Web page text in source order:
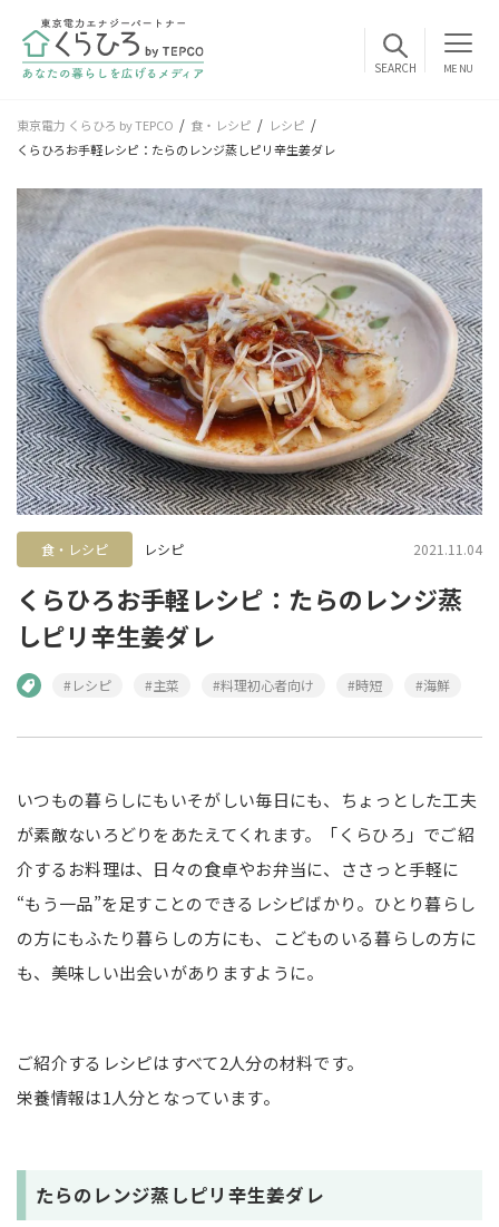
MENU
東京電力 くらひろ by TEPCO 食・レシピ
レシピ
くらひろお手軽レシピ：たらのレンジ蒸しピリ辛生姜ダレ
2021.11.04
食・レシピ レシピ
くらひろお手軽レシピ：たらのレンジ蒸
しピリ辛生姜ダレ
#レシピ #主菜 #料理初心者向け #時短 #海鮮
いつもの暮らしにもいそがしい毎日にも、ちょっとした工夫
が素敵ないろどりをあたえてくれます。「くらひろ」でご紹
介するお料理は、日々の食卓やお弁当に、ささっと手軽に
“もう一品”を足すことのできるレシピばかり。ひとり暮らし
の方にもふたり暮らしの方にも、こどものいる暮らしの方に
も、美味しい出会いがありますように。
ご紹介するレシピはすべて2人分の材料です。
栄養情報は1人分となっています。
たらのレンジ蒸しピリ辛生姜ダレ